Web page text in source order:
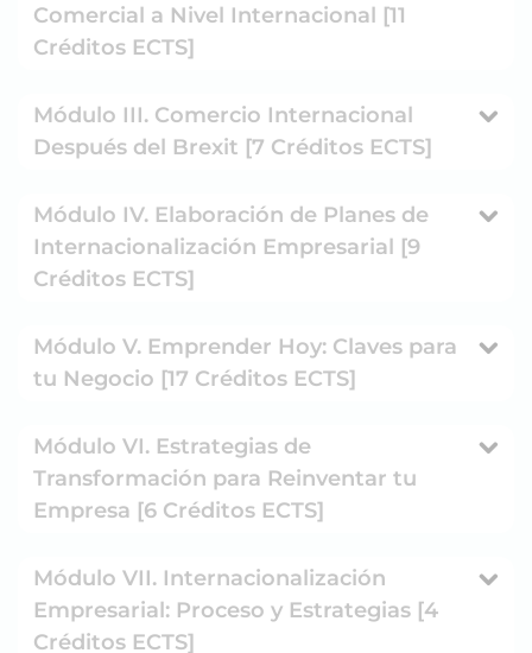
Comercial a Nivel Internacional [11
Créditos ECTS]
Módulo III. Comercio Internacional
Después del Brexit [7 Créditos ECTS]
Módulo IV. Elaboración de Planes de
Internacionalización Empresarial [9
Créditos ECTS]
Módulo V. Emprender Hoy: Claves para
tu Negocio [17 Créditos ECTS]
Módulo VI. Estrategias de
Transformación para Reinventar tu
Empresa [6 Créditos ECTS]
Módulo VII. Internacionalización
Empresarial: Proceso y Estrategias [4
Créditos ECTS]